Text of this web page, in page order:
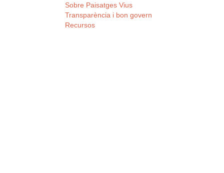
Sobre Paisatges Vius
Transparència i bon govern
Recursos